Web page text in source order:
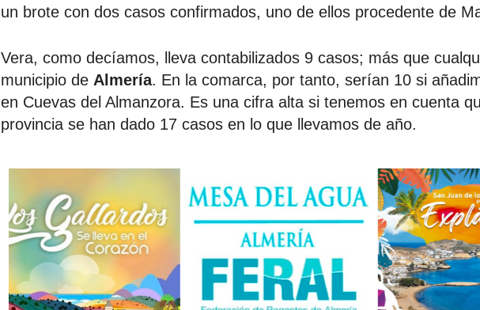
un brote con dos casos confirmados, uno de ellos procedente de
Vera, como decíamos, lleva contabilizados 9 casos; más que
municipio de Almería. En la comarca, por tanto, serían 10 si
en Cuevas del Almanzora. Es una cifra alta si tenemos en cuenta
provincia se han dado 17 casos en lo que llevamos de año.